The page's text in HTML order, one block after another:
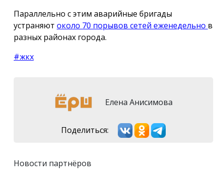
Параллельно с этим аварийные бригады
устраняют около 70 порывов сетей еженедельно в
разных районах города.
#жкх
Елена Анисимова
Поделиться:
Новости партнёров